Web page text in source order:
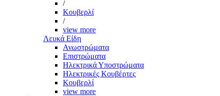
/
Κουβερλί
/
view more
Λευκά Είδη
Ανωστρώματα
Επιστρώματα
Ηλεκτρικά Υποστρώματα
Ηλεκτρικές Κουβέρτες
Κουβερλί
view more